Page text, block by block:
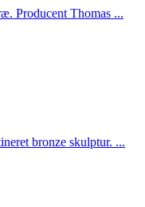
Producent Thomas ...
bronze skulptur. ...